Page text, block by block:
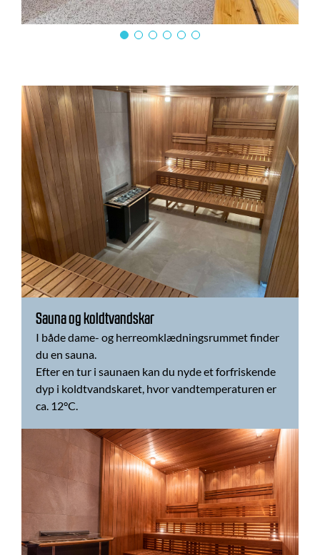
Sauna og koldtvandskar
I både dame- og herreomklædningsrummet finder
du en sauna.
Efter en tur i saunaen kan du nyde et forfriskende
dyp i koldtvandskaret, hvor vandtemperaturen er
ca. 12°C.